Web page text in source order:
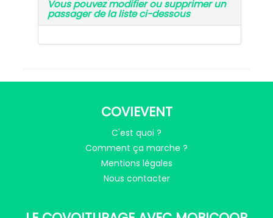
Vous pouvez modifier ou supprimer un
passager de la liste ci-dessous
COVIEVENT
C'est quoi ?
Comment ça marche ?
Mentions légales
Nous contacter